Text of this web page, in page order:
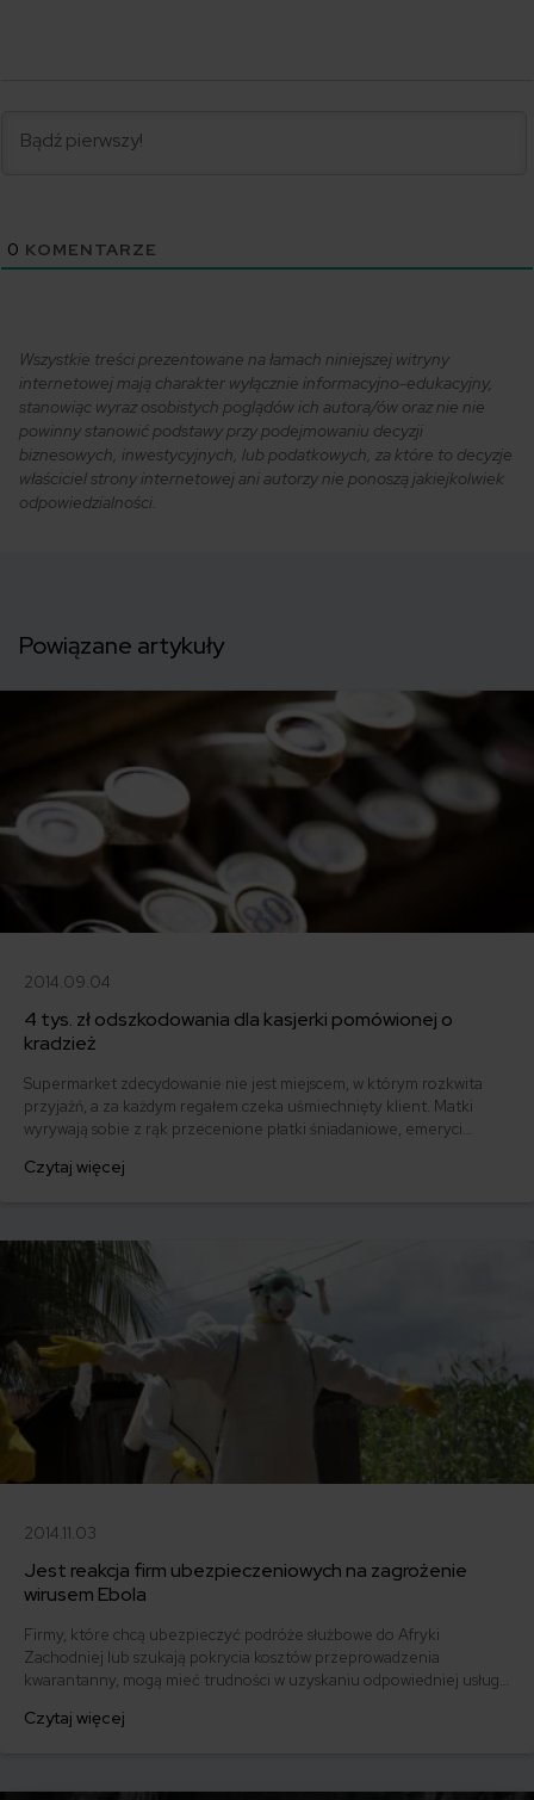
0 KOMENTARZE
Wszystkie treści prezentowane na łamach niniejszej witryny
internetowej mają charakter wyłącznie informacyjno-edukacyjny,
stanowiąc wyraz osobistych poglądów ich autora/ów oraz nie nie
powinny stanowić podstawy przy podejmowaniu decyzji
biznesowych, inwestycyjnych, lub podatkowych, za które to decyzje
właściciel strony internetowej ani autorzy nie ponoszą jakiejkolwiek
odpowiedzialności.
Powiązane artykuły
2014.09.04
4 tys. zł odszkodowania dla kasjerki pomówionej o
kradzież
Supermarket zdecydowanie nie jest miejscem, w którym rozkwita
przyjaźń, a za każdym regałem czeka uśmiechnięty klient. Matki
wyrywają sobie z rąk przecenione płatki śniadaniowe, emeryci
łypią złym okiem na banknoty o wysokich nominałach. Skutki tej
Czytaj więcej
2014.11.03
Jest reakcja firm ubezpieczeniowych na zagrożenie
wirusem Ebola
Firmy, które chcą ubezpieczyć podróże służbowe do Afryki
Zachodniej lub szukają pokrycia kosztów przeprowadzenia
kwarantanny, mogą mieć trudności w uzyskaniu odpowiedniej usługi.
nowa na dwa sposoby – tworząc klauzule wyłączające szkody
Czytaj więcej